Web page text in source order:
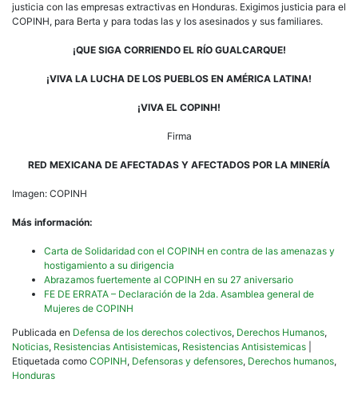
justicia con las empresas extractivas en Honduras. Exigimos justicia para el
COPINH, para Berta y para todas las y los asesinados y sus familiares.
¡QUE SIGA CORRIENDO EL RÍO GUALCARQUE!
¡VIVA LA LUCHA DE LOS PUEBLOS EN AMÉRICA LATINA!
¡VIVA EL COPINH!
Firma
RED MEXICANA DE AFECTADAS Y AFECTADOS POR LA MINERÍA
Imagen: COPINH
Más información:
Carta de Solidaridad con el COPINH en contra de las amenazas y
hostigamiento a su dirigencia
Abrazamos fuertemente al COPINH en su 27 aniversario
FE DE ERRATA – Declaración de la 2da. Asamblea general de
Mujeres de COPINH
Publicada en Defensa de los derechos colectivos, Derechos Humanos,
Noticias, Resistencias Antisistemicas, Resistencias Antisistemicas
Etiquetada como COPINH, Defensoras y defensores, Derechos humanos,
Honduras